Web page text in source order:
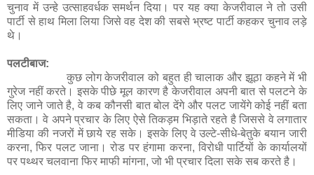
चुनाव में उन्हे उत्साहवर्धक समर्थन दिया। पर यह क्या केजरीवाल ने तो उसी
पार्टी से हाथ मिला लिया जिसे वह देश की सबसे भ्रष्ट पार्टी कहकर चुनाव लड़े
थे।
पलटीबाज:
कुछ लोग केजरीवाल को बहुत ही चालाक और झूठा कहने में भी
गुरेज नहीं करते। इसके पीछे मूल कारण है केजरीवाल अपनी बात से पलटने के
लिए जाने जाते है, वे कब कौनसी बात बोल देंगे और पलट जायेंगे कोई नहीं बता
सकता। वे अपने प्रचार के लिए ऐसे तिकड़म भिड़ाते रहते है जिससे वे लगातार
मीडिया की नजरों में छाये रह सके। इसके लिए वे उल्टे-सीधे-बेतुके बयान जारी
करना, फिर पलट जाना। रोड पर हंगामा करना, विरोधी पार्टियों के कार्यालयों
पर पथ्थर चलवाना फिर माफी मांगना, जो भी प्रचार दिला सके सब करते है।